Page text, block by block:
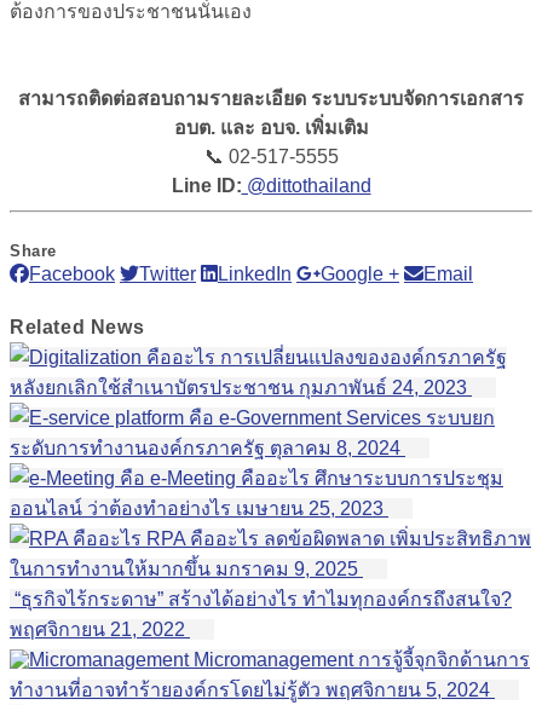
ต้องการของประชาชนนั่นเอง
สามารถติดต่อสอบถามรายละเอียด ระบบระบบจัดการเอกสาร
อบต. และ อบจ. เพิ่มเติม
📞 02-517-5555
Line ID: @dittothailand
Share
Facebook Twitter LinkedIn Google + Email
Related
News
การเปลี่ยนแปลงขององค์กรภาครัฐ
หลังยกเลิกใช้สำเนาบัตรประชาชน กุมภาพันธ์ 24, 2023
e-Government Services ระบบยก
ระดับการทำงานองค์กรภาครัฐ ตุลาคม 8, 2024
e-Meeting คืออะไร ศึกษาระบบการประชุม
ออนไลน์ ว่าต้องทำอย่างไร เมษายน 25, 2023
RPA คืออะไร ลดข้อผิดพลาด เพิ่มประสิทธิภาพ
ในการทำงานให้มากขึ้น มกราคม 9, 2025
“ธุรกิจไร้กระดาษ” สร้างได้อย่างไร ทำไมทุกองค์กรถึงสนใจ?
พฤศจิกายน 21, 2022
Micromanagement การจู้จี้จุกจิกด้านการ
ทำงานที่อาจทำร้ายองค์กรโดยไม่รู้ตัว พฤศจิกายน 5, 2024